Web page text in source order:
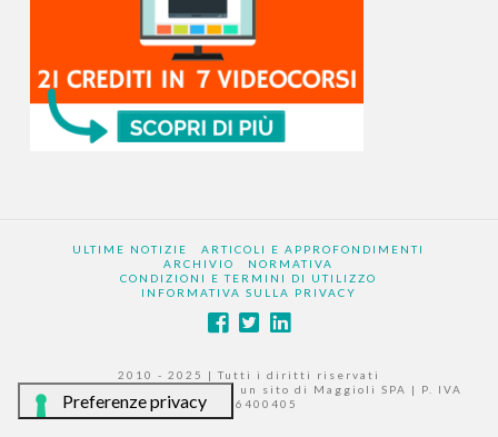
ULTIME NOTIZIE
ARTICOLI E APPROFONDIMENTI
ARCHIVIO
NORMATIVA
CONDIZIONI E TERMINI DI UTILIZZO
INFORMATIVA SULLA PRIVACY
2010 - 2025 | Tutti i diritti riservati
|www.larevisionelegale.itè un sito di Maggioli SPA | P. IVA
02066400405